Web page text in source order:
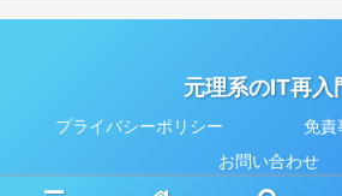
元理系のIT再入
プライバシーポリシー
免責
お問い合わせ